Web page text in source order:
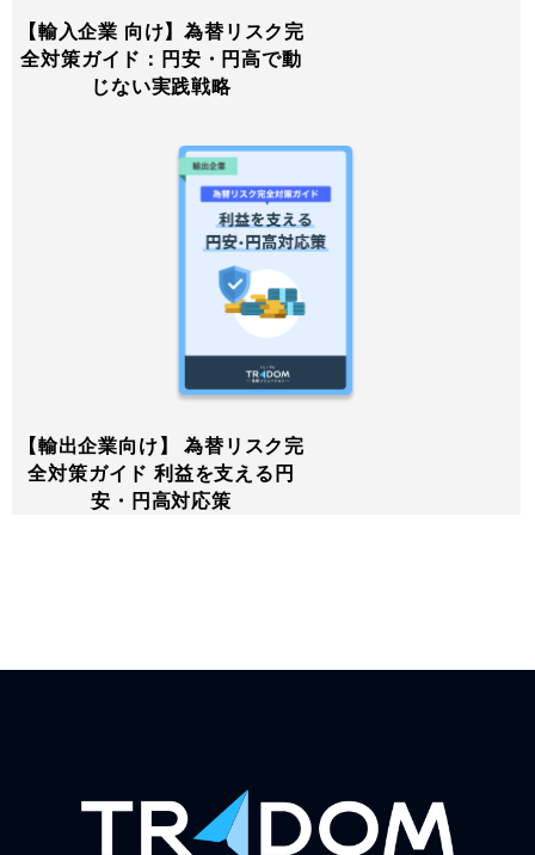
【輸入企業 向け】為替リスク完
全対策ガイド：円安・円高で動
じない実践戦略
【輸出企業向け】 為替リスク完
全対策ガイド 利益を支える円
安・円高対応策